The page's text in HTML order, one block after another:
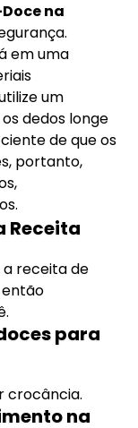
na
em uma
um
dedos longe
de que os
portanto,
Receita
a receita de
para
crocância.
na